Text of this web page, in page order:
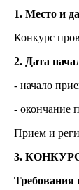
1. Место и
Конкурс
2. Дата
- начало
- окончание
Прием и
3.
Требования